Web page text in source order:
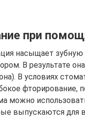
при
насыщает
В результате
В условиях
можно
выпускаются для